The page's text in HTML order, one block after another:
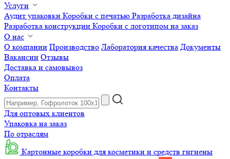
Услуги
Аудит упаковки Коробки с печатью Разработка дизайна
Разработка конструкции Коробки с логотипом на заказ
О нас
О компании Производство Лаборатория качества Документы
Вакансии Отзывы
Доставка и самовывоз
Оплата
Контакты
Для оптовых клиентов
Упаковка на заказ
По отраслям
Картонные коробки для косметики и средств гигиены